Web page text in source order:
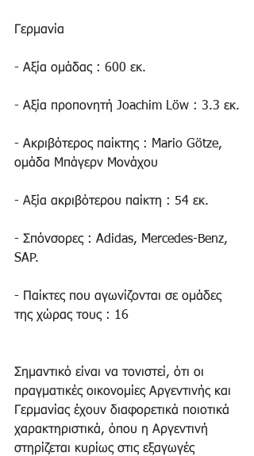
Γερμανία
- Αξία ομάδας : 600 εκ.
- Αξία προπονητή Joachim Löw : 3.3 εκ.
- Ακριβότερος παίκτης : Mario Götze,
ομάδα Μπάγερν Μονάχου
- Αξία ακριβότερου παίκτη : 54 εκ.
- Σπόνσορες : Adidas, Mercedes-Benz,
SAP.
- Παίκτες που αγωνίζονται σε ομάδες
της χώρας τους : 16
Σημαντικό είναι να τονιστεί, ότι οι
πραγματικές οικονομίες Αργεντινής και
Γερμανίας έχουν διαφορετικά ποιοτικά
χαρακτηριστικά, όπου η Αργεντινή
στηρίζεται κυρίως στις εξαγωγές